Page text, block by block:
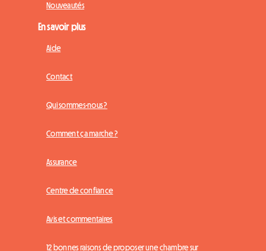
Nouveautés
En savoir plus
Aide
Contact
Qui sommes-nous ?
Comment ça marche ?
Assurance
Centre de confiance
Avis et commentaires
12 bonnes raisons de proposer une chambre sur